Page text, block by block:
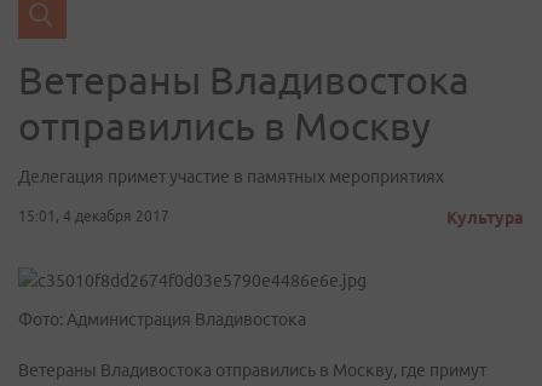
Ветераны Владивостока
отправились в Москву
Делегация примет участие в памятных мероприятиях
15:01, 4 декабря 2017 Культура
Фото: Администрация Владивостока
Ветераны Владивостока отправились в Москву, где примут